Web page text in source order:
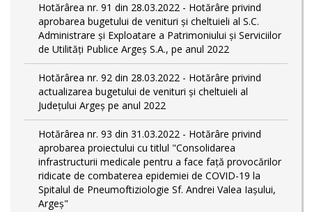
Hotărârea nr. 91 din 28.03.2022 - Hotărâre privind
aprobarea bugetului de venituri și cheltuieli al S.C.
Administrare și Exploatare a Patrimoniului și Serviciilor
de Utilități Publice Argeș S.A., pe anul 2022
Hotărârea nr. 92 din 28.03.2022 - Hotărâre privind
actualizarea bugetului de venituri și cheltuieli al
Județului Argeș pe anul 2022
Hotărârea nr. 93 din 31.03.2022 - Hotărâre privind
aprobarea proiectului cu titlul "Consolidarea
infrastructurii medicale pentru a face față provocărilor
ridicate de combaterea epidemiei de COVID-19 la
Spitalul de Pneumoftiziologie Sf. Andrei Valea Iașului,
Argeș"